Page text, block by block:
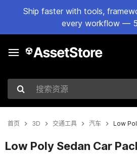
Ship faster with tools,
every workflow —
搜索资源
首页 3D 交通工具 汽车 Low
Low Poly Sedan Car